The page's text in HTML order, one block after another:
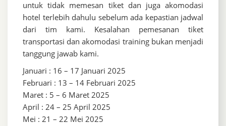
untuk tidak memesan tiket dan juga akomodasi
hotel terlebih dahulu sebelum ada kepastian jadwal
dari tim kami. Kesalahan pemesanan tiket
transportasi dan akomodasi training bukan menjadi
tanggung jawab kami.
Januari : 16 – 17 Januari 2025
Februari : 13 – 14 Februari 2025
Maret : 5 – 6 Maret 2025
April : 24 – 25 April 2025
Mei : 21 – 22 Mei 2025